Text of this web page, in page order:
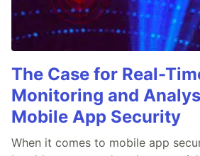
The Case for Real-
Monitoring and
Mobile App Security
When it comes to mobile app